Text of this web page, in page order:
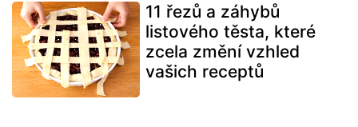
11 řezů a záhybů
listového těsta, které
zcela změní vzhled
vašich receptů